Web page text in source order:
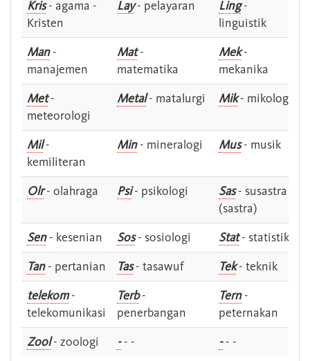
Kris- agama -
Kristen
Lay- pelayaran Ling-
linguistik
Man-
manajemen
Mat-
matematika
Mek-
mekanika
Met-
meteorologi
Metal- matalurgi Mik- mikologi
Mil-
kemiliteran
Min- mineralogi Mus- musik
Olr- olahraga Psi- psikologi Sas- susastra -
(sastra)
Sen- kesenian Sos- sosiologi Stat- statistik
Tan- pertanian Tas- tasawuf Tek- teknik
telekom-
telekomunikasi
Terb-
penerbangan
Tern-
peternakan
Zool- zoologi -- - -- -